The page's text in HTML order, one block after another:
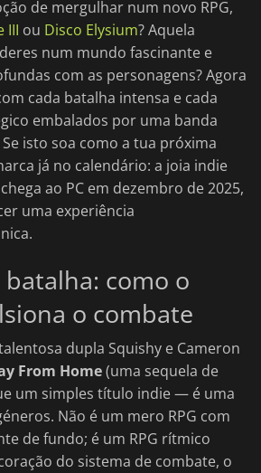
de mergulhar num novo RPG,
III ou Disco Elysium? Aquela
num mundo fascinante e
com as personagens? Agora
cada batalha intensa e cada
embalados por uma banda
isto soa como a tua próxima
já no calendário: a joia indie
chega ao PC em dezembro de 2025,
uma experiência
como o
o combate
dupla Squishy e Cameron
From Home(uma sequela de
um simples título indie — é uma
Não é um mero RPG com
de fundo; é um RPG rítmico
do sistema de combate, o